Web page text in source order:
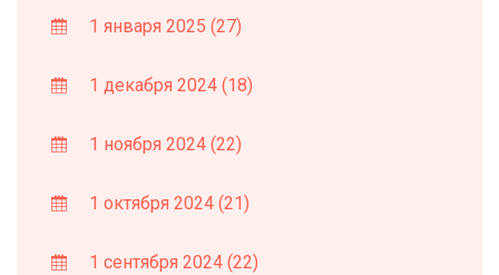
1 января 2025 (27)
1 декабря 2024 (18)
1 ноября 2024 (22)
1 октября 2024 (21)
1 сентября 2024 (22)